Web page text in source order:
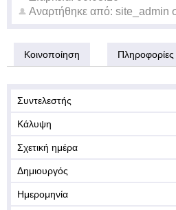
Αναρτήθηκε από: site_admin
Κοινοποίηση Πληροφορίες
Συντελεστής
Κάλυψη
Σχετική ημέρα
Δημιουργός
Ημερομηνία